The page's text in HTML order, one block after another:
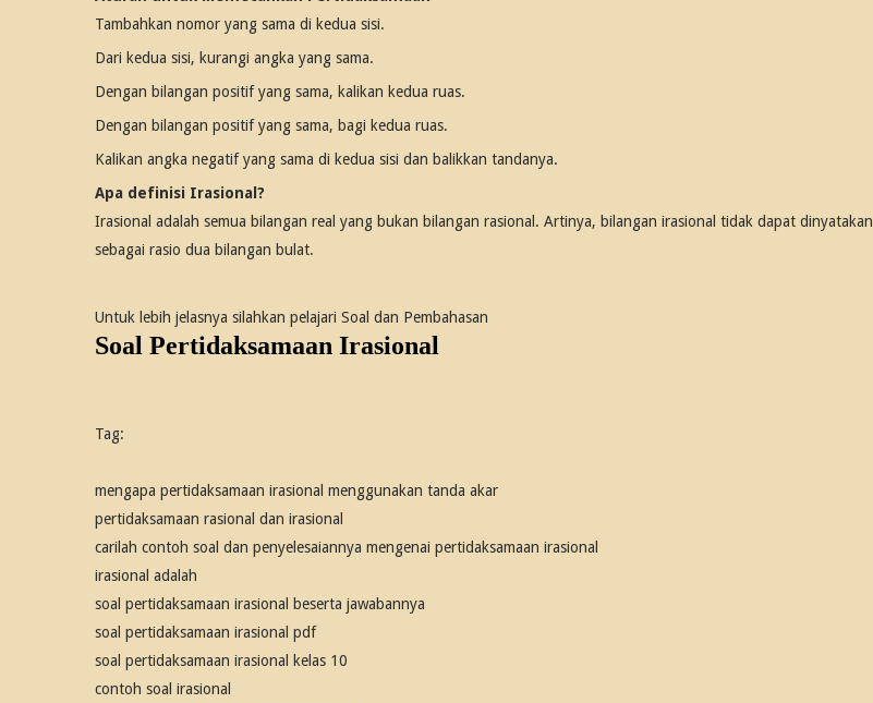
Tambahkan nomor yang sama di kedua sisi.
Dari kedua sisi, kurangi angka yang sama.
Dengan bilangan positif yang sama, kalikan kedua ruas.
Dengan bilangan positif yang sama, bagi kedua ruas.
Kalikan angka negatif yang sama di kedua sisi dan balikkan tandanya.
Apa definisi Irasional?
Irasional adalah semua bilangan real yang bukan bilangan rasional. Artinya, bilangan irasional tidak dapat dinyatakan
sebagai rasio dua bilangan bulat.
Untuk lebih jelasnya silahkan pelajari Soal dan Pembahasan
Soal Pertidaksamaan Irasional
Tag:
mengapa pertidaksamaan irasional menggunakan tanda akar
pertidaksamaan rasional dan irasional
carilah contoh soal dan penyelesaiannya mengenai pertidaksamaan irasional
irasional adalah
soal pertidaksamaan irasional beserta jawabannya
soal pertidaksamaan irasional pdf
soal pertidaksamaan irasional kelas 10
contoh soal irasional